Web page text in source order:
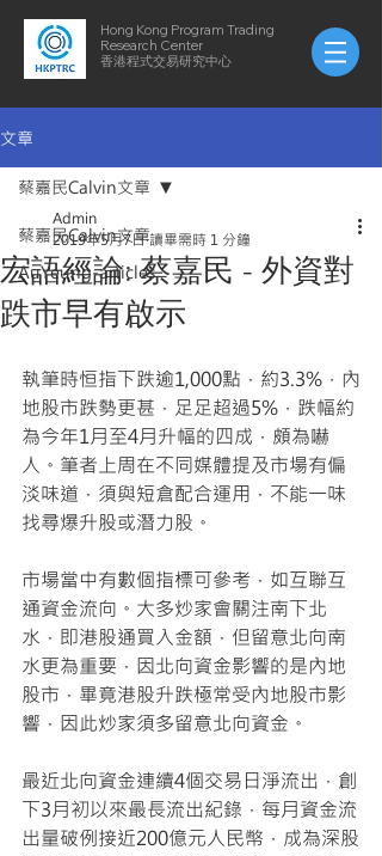
Hong Kong Program Trading
Research Center
​​香港程式交易研究中心
文章
蔡嘉民Calvin文章
AuYeung-articles
蔡嘉民Calvin文章
宏語經論: 蔡嘉民 - 外資對
跌市早有啟示
Admin
2019年5月7日 讀畢需時 1 分鐘
執筆時恒指下跌逾1,000點，約3.3%，內
地股市跌勢更甚，足足超過5%，跌幅約
為今年1月至4月升幅的四成，頗為嚇
人。筆者上周在不同媒體提及市場有偏
淡味道，須與短倉配合運用，不能一味
找尋爆升股或潛力股。
市場當中有數個指標可參考，如互聯互
通資金流向。大多炒家會關注南下北
水，即港股通買入金額，但留意北向南
水更為重要，因北向資金影響的是內地
股市，畢竟港股升跌極常受內地股市影
響，因此炒家須多留意北向資金。
最近北向資金連續4個交易日淨流出，創
下3月初以來最長流出紀錄，每月資金流
出量破例接近200億元人民幣，成為深股